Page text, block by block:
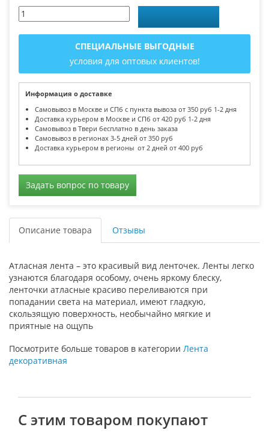
СПЕЦИАЛЬНЫЕ ВЫГОДНЫЕ
условия для оптовых клиентов!
Информация о доставке
Самовывоз в Москве и СПб с пункта вывоза от 350 руб 1-2 дня
Доставка курьером в Москве и СПб от 420 руб 1-2 дня
Самовывоз в Твери бесплатно в день заказа
Самовывоз в регионах 3-5 дней от 350 руб
Доставка курьером в регионы от 2 дней от 400 руб
Задать вопрос по товару
Описание товара Отзывы
Атласная лента – это красивый вид ленточек. Ленты легко
узнаются благодаря особому, очень яркому блеску,
ленточки атласные красиво переливаются при
попадании света на материал, имеют гладкую,
скользящую поверхность, необычайно мягкие и
приятные на ощупь
Посмотрите больше товаров в категории Лента
декоративная
С этим товаром покупают